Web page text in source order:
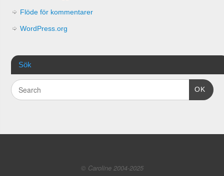
Flöde för kommentarer
WordPress.org
Sök
OK
© Caroline 2004-2025